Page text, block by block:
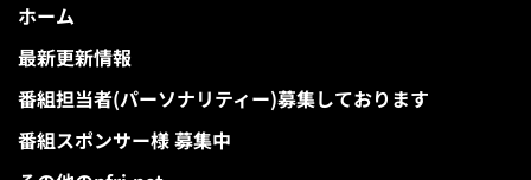
ホーム
最新更新情報
番組担当者(パーソナリティー)募集しております
番組スポンサー様 募集中